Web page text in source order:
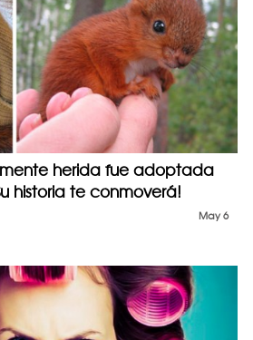
herida fue adoptada
historia te conmoverá!
May 6